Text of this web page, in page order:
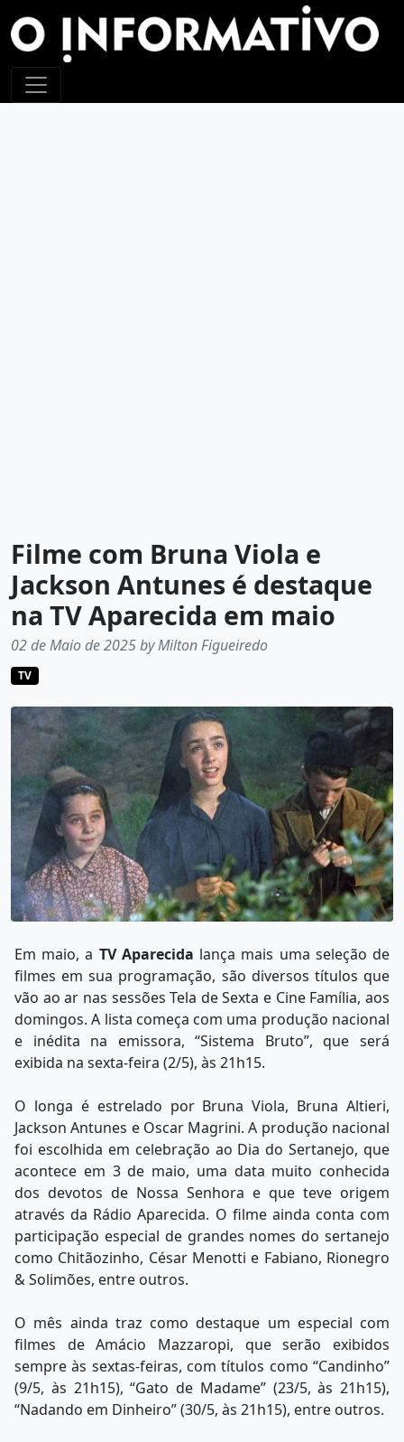
Filme com Bruna Viola e
Jackson Antunes é destaque
na TV Aparecida em maio
02 de Maio de 2025 by Milton Figueiredo
TV
Em maio, a TV Aparecida lança mais uma seleção de
filmes em sua programação, são diversos títulos que
vão ao ar nas sessões Tela de Sexta e Cine Família, aos
domingos. A lista começa com uma produção nacional
e inédita na emissora, “Sistema Bruto”, que será
exibida na sexta-feira (2/5), às 21h15.
O longa é estrelado por Bruna Viola, Bruna Altieri,
Jackson Antunes e Oscar Magrini. A produção nacional
foi escolhida em celebração ao Dia do Sertanejo, que
acontece em 3 de maio, uma data muito conhecida
dos devotos de Nossa Senhora e que teve origem
através da Rádio Aparecida. O filme ainda conta com
participação especial de grandes nomes do sertanejo
como Chitãozinho, César Menotti e Fabiano, Rionegro
& Solimões, entre outros.
O mês ainda traz como destaque um especial com
filmes de Amácio Mazzaropi, que serão exibidos
sempre às sextas-feiras, com títulos como “Candinho”
(9/5, às 21h15), “Gato de Madame” (23/5, às 21h15),
“Nadando em Dinheiro” (30/5, às 21h15), entre outros.